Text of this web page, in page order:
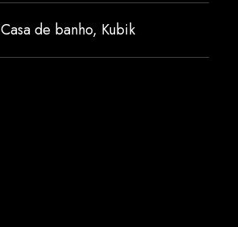
Casa de banho, Kubik